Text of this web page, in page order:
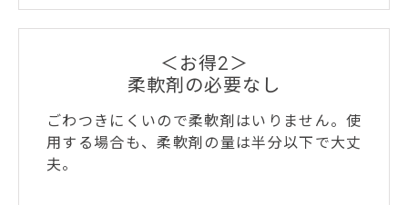
＜お得2＞
柔軟剤の必要なし
ごわつきにくいので柔軟剤はいりません。使
用する場合も、柔軟剤の量は半分以下で大丈
夫。